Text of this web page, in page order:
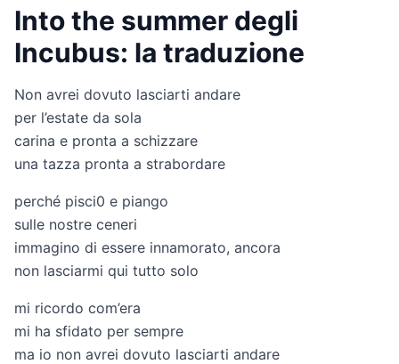
Into the summer degli
Incubus: la traduzione
Non avrei dovuto lasciarti andare
per l’estate da sola
carina e pronta a schizzare
una tazza pronta a strabordare
perché pisci0 e piango
sulle nostre ceneri
immagino di essere innamorato, ancora
non lasciarmi qui tutto solo
mi ricordo com’era
mi ha sfidato per sempre
ma io non avrei dovuto lasciarti andare